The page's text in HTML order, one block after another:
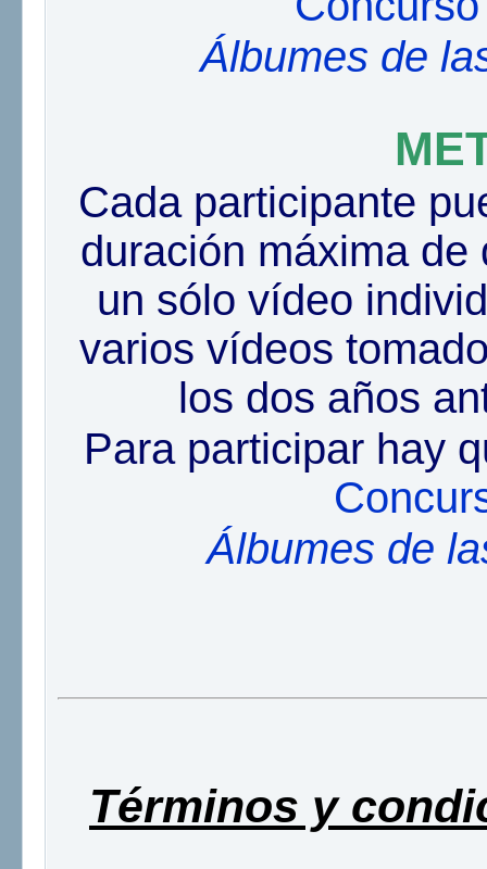
Álbumes de
Cada participante
duración máxima
un sólo vídeo
varios vídeos
los dos años
Para participar hay
Álbumes de
Términos y